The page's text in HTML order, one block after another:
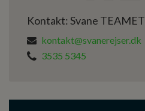
Kontakt: Svane TEAMET
kontakt@svanerejser.dk
3535 5345